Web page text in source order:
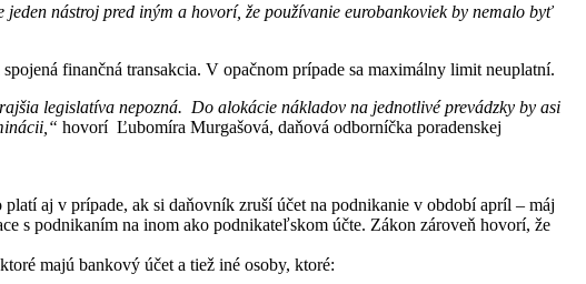
nástroj pred iným a hovorí, že používanie eurobankoviek by nemalo byť
finančná transakcia. V opačnom prípade sa maximálny limit neuplatní.
legislatíva nepozná. Do alokácie nákladov na jednotlivé prevádzky by asi
hovorí Ľubomíra Murgašová, daňová odborníčka poradenskej
aj v prípade, ak si daňovník zruší účet na podnikanie v období apríl – máj
s podnikaním na inom ako podnikateľskom účte. Zákon zároveň hovorí, že
majú bankový účet a tiež iné osoby, ktoré: